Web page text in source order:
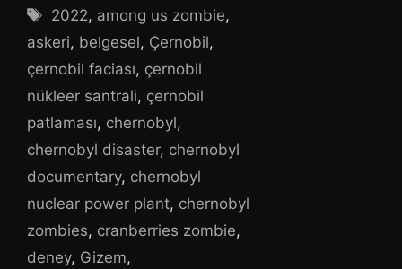
Etiketler
2022, among us zombie,
askeri, belgesel, Çernobil,
çernobil faciası, çernobil
nükleer santrali, çernobil
patlaması, chernobyl,
chernobyl disaster, chernobyl
documentary, chernobyl
nuclear power plant, chernobyl
zombies, cranberries zombie,
deney, Gizem,